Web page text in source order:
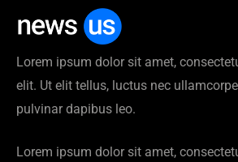
Lorem ipsum dolor sit amet,
elit. Ut elit tellus, luctus nec
pulvinar dapibus leo.
Lorem ipsum dolor sit amet,